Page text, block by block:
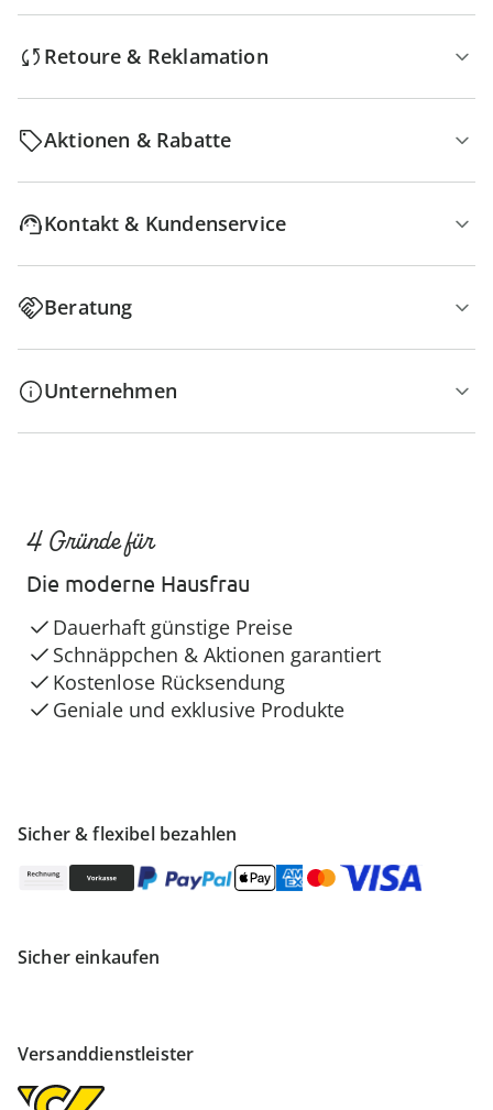
Retoure & Reklamation
Aktionen & Rabatte
Kontakt & Kundenservice
Beratung
Unternehmen
Sicher & flexibel bezahlen
Sicher einkaufen
Versanddienstleister
4 Gründe für
Die moderne Hausfrau
Dauerhaft günstige Preise
Schnäppchen & Aktionen garantiert
Kostenlose Rücksendung
Geniale und exklusive Produkte